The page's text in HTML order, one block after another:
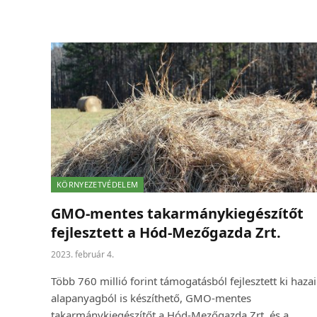
KÖRNYEZETVÉDELEM
GMO-mentes takarmánykiegészítőt
fejlesztett a Hód-Mezőgazda Zrt.
2023. február 4.
Több 760 millió forint támogatásból fejlesztett ki hazai
alapanyagból is készíthető, GMO-mentes